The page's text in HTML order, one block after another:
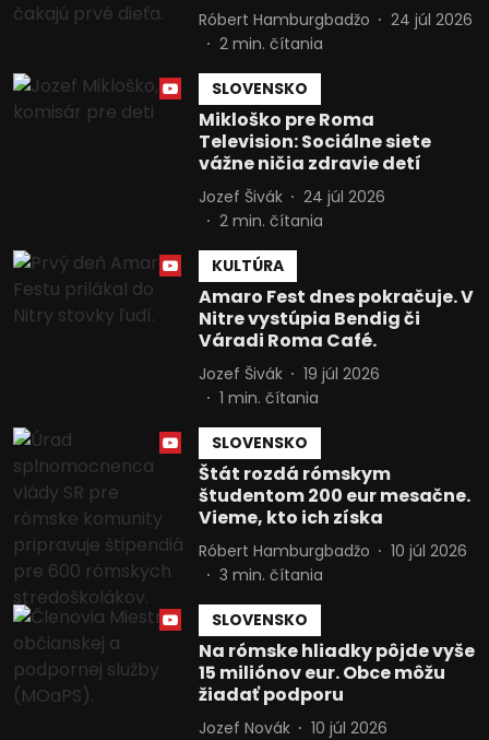
Róbert Hamburgbadžo
24 júl 2026
2 min. čítania
SLOVENSKO
Mikloško pre Roma
Television: Sociálne siete
vážne ničia zdravie detí
Jozef Šivák
24 júl 2026
2 min. čítania
KULTÚRA
Amaro Fest dnes pokračuje. V
Nitre vystúpia Bendig či
Váradi Roma Café.
Jozef Šivák
19 júl 2026
1 min. čítania
SLOVENSKO
Štát rozdá rómskym
študentom 200 eur mesačne.
Vieme, kto ich získa
Róbert Hamburgbadžo
10 júl 2026
3 min. čítania
SLOVENSKO
Na rómske hliadky pôjde vyše
15 miliónov eur. Obce môžu
žiadať podporu
Jozef Novák
10 júl 2026